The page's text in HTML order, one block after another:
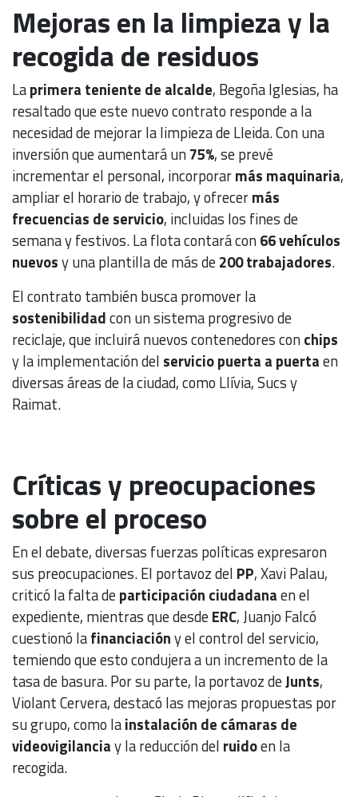
Mejoras en la limpieza y la
recogida de residuos
Laprimera teniente de alcalde, Begoña Iglesias, ha
resaltado que este nuevo contrato responde a la
necesidad de mejorar la limpieza de Lleida. Con una
inversión que aumentará un75%, se prevé
incrementar el personal, incorporarmás maquinaria,
ampliar el horario de trabajo, y ofrecermás
frecuencias de servicio, incluidas los fines de
semana y festivos. La flota contará con66 vehículos
nuevosy una plantilla de más de200 trabajadores.
El contrato también busca promover la
sostenibilidadcon un sistema progresivo de
reciclaje, que incluirá nuevos contenedores conchips
y la implementación del servicio puerta a puertaen
diversas áreas de la ciudad, como Llívia, Sucs y
Raimat.
Críticas y preocupaciones
sobre el proceso
En el debate, diversas fuerzas políticas expresaron
sus preocupaciones. El portavoz del PP, Xavi Palau,
criticó la falta departicipación ciudadanaen el
expediente, mientras que desdeERC, Juanjo Falcó
cuestionó lafinanciacióny el control del servicio,
temiendo que esto condujera a un incremento de la
tasa de basura. Por su parte, la portavoz deJunts,
Violant Cervera, destacó las mejoras propuestas por
su grupo, como lainstalación de cámaras de
videovigilanciay la reducción del ruidoen la
recogida.